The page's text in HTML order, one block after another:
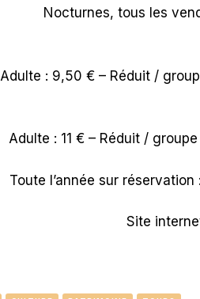
Nocturnes, tous les
Adulte : 9,50 € – Réduit /
Adulte : 11 € – Réduit /
Toute l’année sur
Site